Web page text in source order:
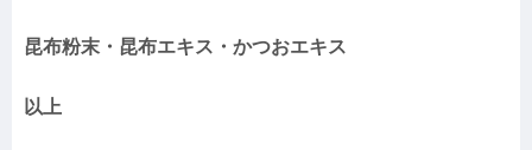
昆布粉末・昆布エキス・かつおエキス
以上